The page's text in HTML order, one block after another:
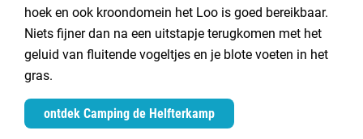
hoek en ook kroondomein het Loo is goed bereikbaar.
Niets fijner dan na een uitstapje terugkomen met het
geluid van fluitende vogeltjes en je blote voeten in het
gras.
ontdek Camping de Helfterkamp